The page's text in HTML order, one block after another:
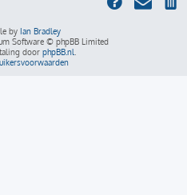
by Ian Bradley
Software © phpBB Limited
door phpBB.nl